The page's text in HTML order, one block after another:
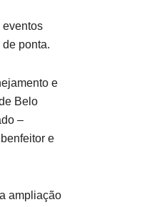
eventos
ponta.
e
Belo
–
e
ampliação